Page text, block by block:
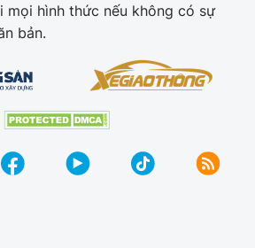
mọi hình thức nếu không có sự
bản.